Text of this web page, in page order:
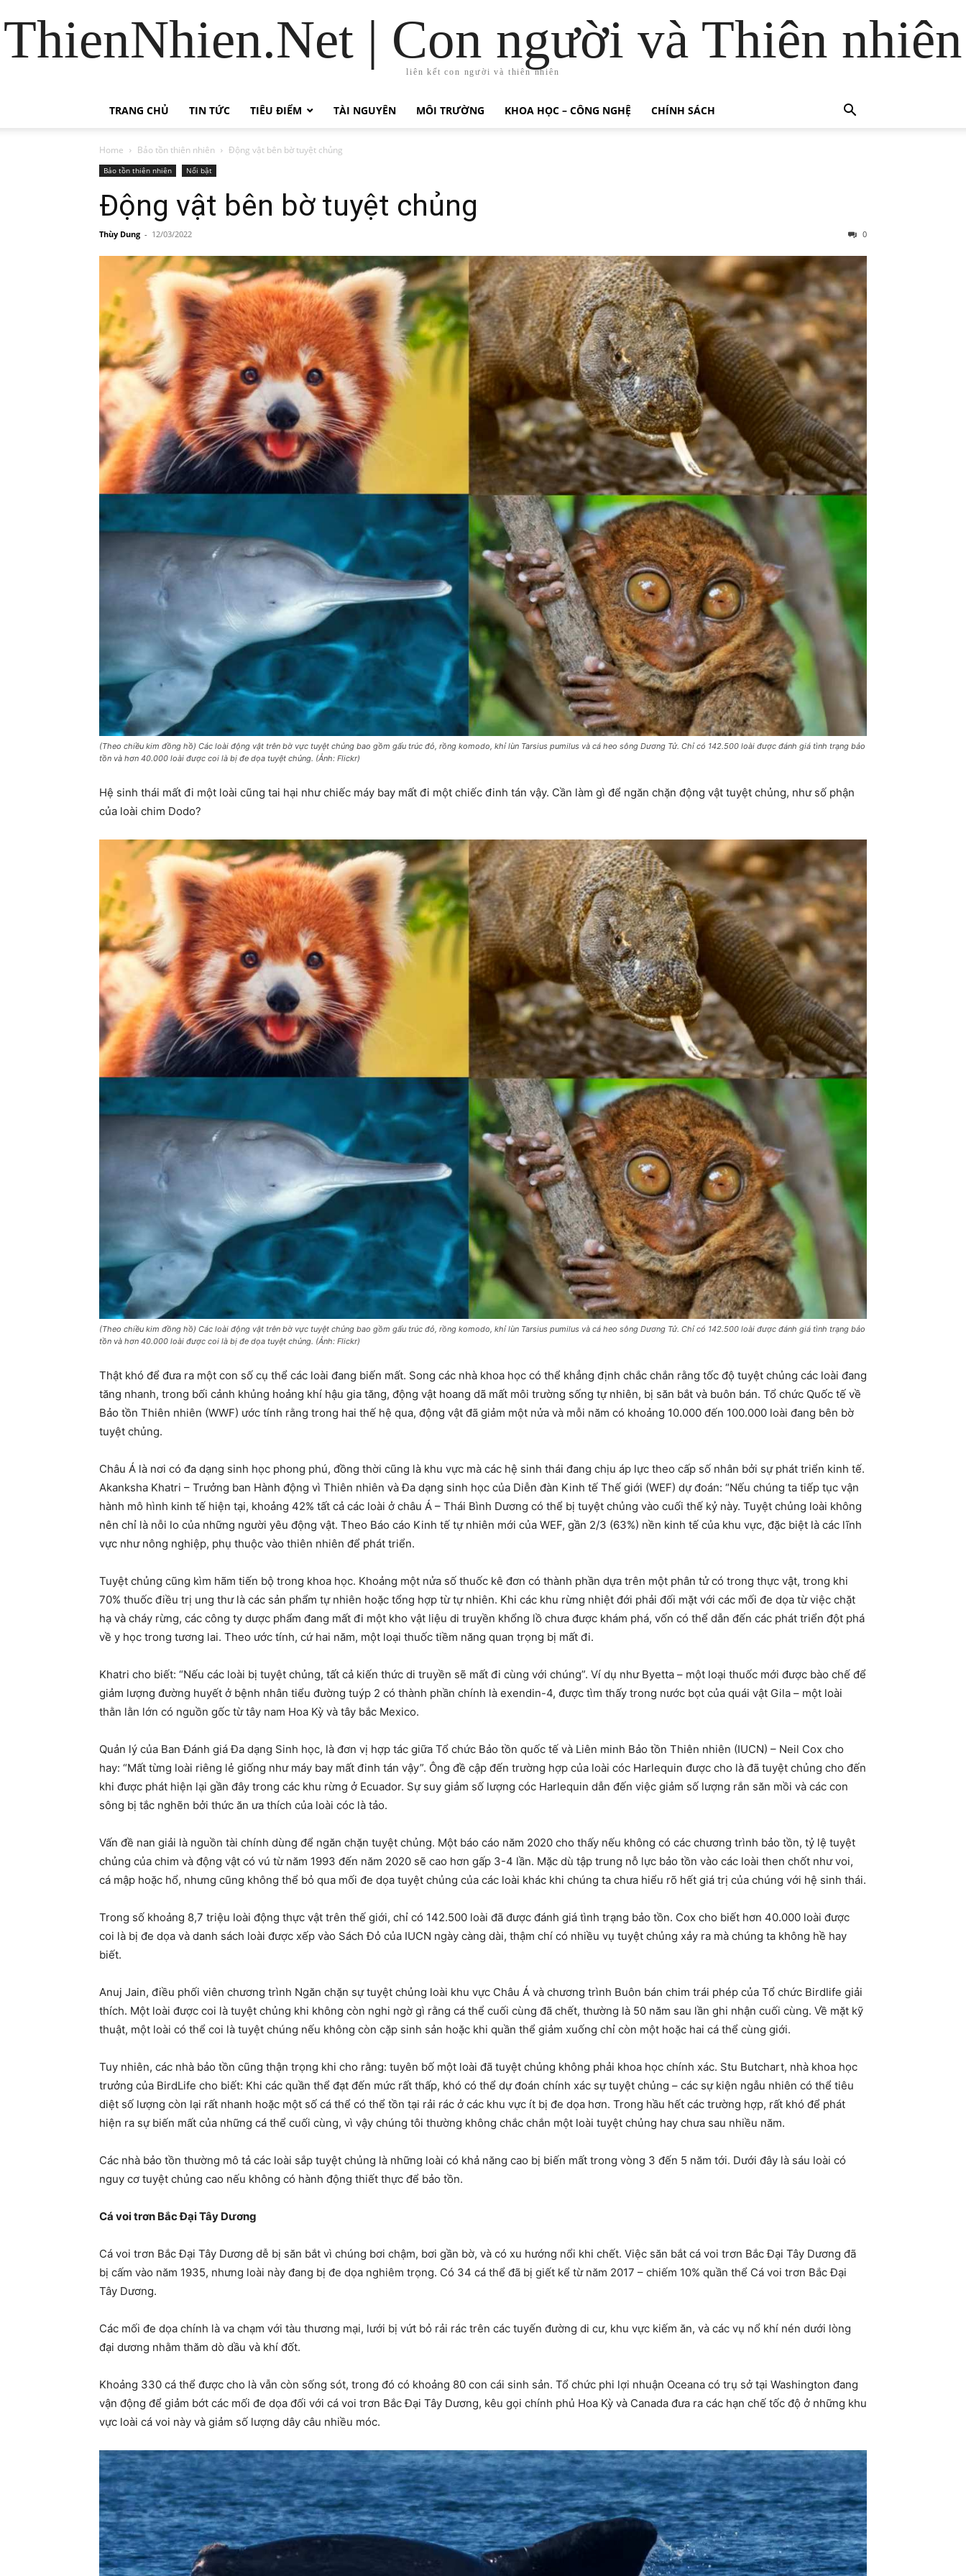
ThienNhien.Net | Con người và Thiên nhiên
liên kết con người và thiên nhiên
TRANG CHỦ TIN TỨC TIÊU ĐIỂM TÀI NGUYÊN MÔI TRƯỜNG KHOA HỌC – CÔNG NGHỆ CHÍNH SÁCH
Home Bảo tồn thiên nhiên Động vật bên bờ tuyệt chủng
Bảo tồn thiên nhiên Nổi bật
Động vật bên bờ tuyệt chủng
Thùy Dung - 12/03/2022 0
(Theo chiều kim đồng hồ) Các loài động vật trên bờ vực tuyệt chủng bao gồm gấu trúc đỏ, rồng komodo, khỉ lùn Tarsius pumilus và cá heo sông Dương Tử. Chỉ có 142.500 loài được đánh giá tình trạng bảo
tồn và hơn 40.000 loài được coi là bị đe dọa tuyệt chủng. (Ảnh: Flickr)
Hệ sinh thái mất đi một loài cũng tai hại như chiếc máy bay mất đi một chiếc đinh tán vậy. Cần làm gì để ngăn chặn động vật tuyệt chủng, như số phận
của loài chim Dodo?
(Theo chiều kim đồng hồ) Các loài động vật trên bờ vực tuyệt chủng bao gồm gấu trúc đỏ, rồng komodo, khỉ lùn Tarsius pumilus và cá heo sông Dương Tử. Chỉ có 142.500 loài được đánh giá tình trạng bảo
tồn và hơn 40.000 loài được coi là bị đe dọa tuyệt chủng. (Ảnh: Flickr)
Thật khó để đưa ra một con số cụ thể các loài đang biến mất. Song các nhà khoa học có thể khẳng định chắc chắn rằng tốc độ tuyệt chủng các loài đang
tăng nhanh, trong bối cảnh khủng hoảng khí hậu gia tăng, động vật hoang dã mất môi trường sống tự nhiên, bị săn bắt và buôn bán. Tổ chức Quốc tế về
Bảo tồn Thiên nhiên (WWF) ước tính rằng trong hai thế hệ qua, động vật đã giảm một nửa và mỗi năm có khoảng 10.000 đến 100.000 loài đang bên bờ
tuyệt chủng.
Châu Á là nơi có đa dạng sinh học phong phú, đồng thời cũng là khu vực mà các hệ sinh thái đang chịu áp lực theo cấp số nhân bởi sự phát triển kinh tế.
Akanksha Khatri – Trưởng ban Hành động vì Thiên nhiên và Đa dạng sinh học của Diễn đàn Kinh tế Thế giới (WEF) dự đoán: “Nếu chúng ta tiếp tục vận
hành mô hình kinh tế hiện tại, khoảng 42% tất cả các loài ở châu Á – Thái Bình Dương có thể bị tuyệt chủng vào cuối thế kỷ này. Tuyệt chủng loài không
nên chỉ là nỗi lo của những người yêu động vật. Theo Báo cáo Kinh tế tự nhiên mới của WEF, gần 2/3 (63%) nền kinh tế của khu vực, đặc biệt là các lĩnh
vực như nông nghiệp, phụ thuộc vào thiên nhiên để phát triển.
Tuyệt chủng cũng kìm hãm tiến bộ trong khoa học. Khoảng một nửa số thuốc kê đơn có thành phần dựa trên một phân tử có trong thực vật, trong khi
70% thuốc điều trị ung thư là các sản phẩm tự nhiên hoặc tổng hợp từ tự nhiên. Khi các khu rừng nhiệt đới phải đối mặt với các mối đe dọa từ việc chặt
hạ và cháy rừng, các công ty dược phẩm đang mất đi một kho vật liệu di truyền khổng lồ chưa được khám phá, vốn có thể dẫn đến các phát triển đột phá
về y học trong tương lai. Theo ước tính, cứ hai năm, một loại thuốc tiềm năng quan trọng bị mất đi.
Khatri cho biết: “Nếu các loài bị tuyệt chủng, tất cả kiến ​​thức di truyền sẽ mất đi cùng với chúng”. Ví dụ như Byetta – một loại thuốc mới được bào chế để
giảm lượng đường huyết ở bệnh nhân tiểu đường tuýp 2 có thành phần chính là exendin-4, được tìm thấy trong nước bọt của quái vật Gila – một loài
thằn lằn lớn có nguồn gốc từ tây nam Hoa Kỳ và tây bắc Mexico.
Quản lý của Ban Đánh giá Đa dạng Sinh học, là đơn vị hợp tác giữa Tổ chức Bảo tồn quốc tế và Liên minh Bảo tồn Thiên nhiên (IUCN) – Neil Cox cho
hay: “Mất từng loài riêng lẻ giống như máy bay mất đinh tán vậy”. Ông đề cập đến trường hợp của loài cóc Harlequin được cho là đã tuyệt chủng cho đến
khi được phát hiện lại gần đây trong các khu rừng ở Ecuador. Sự suy giảm số lượng cóc Harlequin dẫn đến việc giảm số lượng rắn săn mồi và các con
sông bị tắc nghẽn bởi thức ăn ưa thích của loài cóc là tảo.
Vấn đề nan giải là nguồn tài chính dùng để ngăn chặn tuyệt chủng. Một báo cáo năm 2020 cho thấy nếu không có các chương trình bảo tồn, tỷ lệ tuyệt
chủng của chim và động vật có vú từ năm 1993 đến năm 2020 sẽ cao hơn gấp 3-4 lần. Mặc dù tập trung nỗ lực bảo tồn vào các loài then chốt như voi,
cá mập hoặc hổ, nhưng cũng không thể bỏ qua mối đe dọa tuyệt chủng của các loài khác khi chúng ta chưa hiểu rõ hết giá trị của chúng với hệ sinh thái.
Trong số khoảng 8,7 triệu loài động thực vật trên thế giới, chỉ có 142.500 loài đã được đánh giá tình trạng bảo tồn. Cox cho biết hơn 40.000 loài được
coi là bị đe dọa và danh sách loài được xếp vào Sách Đỏ của IUCN ngày càng dài, thậm chí có nhiều vụ tuyệt chủng xảy ra mà chúng ta không hề hay
biết.
Anuj Jain, điều phối viên chương trình Ngăn chặn sự tuyệt chủng loài khu vực Châu Á và chương trình Buôn bán chim trái phép của Tổ chức Birdlife giải
thích. Một loài được coi là tuyệt chủng khi không còn nghi ngờ gì rằng cá thể cuối cùng đã chết, thường là 50 năm sau lần ghi nhận cuối cùng. Về mặt kỹ
thuật, một loài có thể coi là tuyệt chúng nếu không còn cặp sinh sản hoặc khi quần thể giảm xuống chỉ còn một hoặc hai cá thể cùng giới.
Tuy nhiên, các nhà bảo tồn cũng thận trọng khi cho rằng: tuyên bố một loài đã tuyệt chủng không phải khoa học chính xác. Stu Butchart, nhà khoa học
trưởng của BirdLife cho biết: Khi các quần thể đạt đến mức rất thấp, khó có thể dự đoán chính xác sự tuyệt chủng – các sự kiện ngẫu nhiên có thể tiêu
diệt số lượng còn lại rất nhanh hoặc một số cá thể có thể tồn tại rải rác ở các khu vực ít bị đe dọa hơn. Trong hầu hết các trường hợp, rất khó để phát
hiện ra sự biến mất của những cá thể cuối cùng, vì vậy chúng tôi thường không chắc chắn một loài tuyệt chủng hay chưa sau nhiều năm.
Các nhà bảo tồn thường mô tả các loài sắp tuyệt chủng là những loài có khả năng cao bị biến mất trong vòng 3 đến 5 năm tới. Dưới đây là sáu loài có
nguy cơ tuyệt chủng cao nếu không có hành động thiết thực để bảo tồn.
Cá voi trơn Bắc Đại Tây Dương
Cá voi trơn Bắc Đại Tây Dương dễ bị săn bắt vì chúng bơi chậm, bơi gần bờ, và có xu hướng nổi khi chết. Việc săn bắt cá voi trơn Bắc Đại Tây Dương đã
bị cấm vào năm 1935, nhưng loài này đang bị đe dọa nghiêm trọng. Có 34 cá thể đã bị giết kể từ năm 2017 – chiếm 10% quần thể Cá voi trơn Bắc Đại
Tây Dương.
Các mối đe dọa chính là va chạm với tàu thương mại, lưới bị vứt bỏ rải rác trên các tuyến đường di cư, khu vực kiếm ăn, và các vụ nổ khí nén dưới lòng
đại dương nhằm thăm dò dầu và khí đốt.
Khoảng 330 cá thể được cho là vẫn còn sống sót, trong đó có khoảng 80 con cái sinh sản. Tổ chức phi lợi nhuận Oceana có trụ sở tại Washington đang
vận động để giảm bớt các mối đe dọa đối với cá voi trơn Bắc Đại Tây Dương, kêu gọi chính phủ Hoa Kỳ và Canada đưa ra các hạn chế tốc độ ở những khu
vực loài cá voi này và giảm số lượng dây câu nhiều móc.